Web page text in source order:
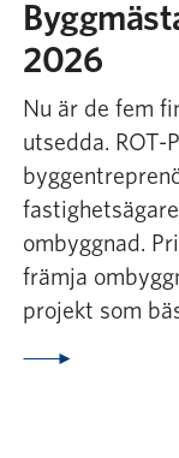
2026
Nu är de fem
utsedda. ROT-
ombyggnad.
främja
projekt som